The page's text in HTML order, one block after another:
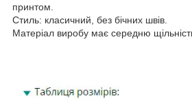
принтом.
Стиль: класичний, без бічних швів.
Матеріал виробу має середню